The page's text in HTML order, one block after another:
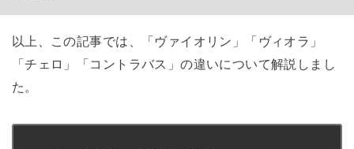
以上、この記事では、「ヴァイオリン」「ヴィオラ」
「チェロ」「コントラバス」の違いについて解説しまし
た。